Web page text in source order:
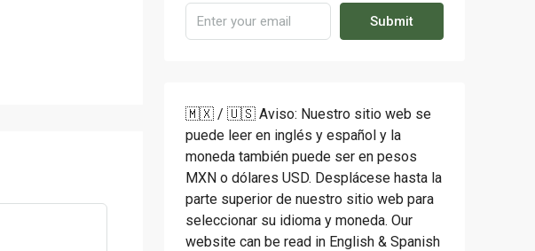
Submit
🇲🇽 / 🇺🇸 Aviso: Nuestro sitio web se
puede leer en inglés y español y la
moneda también puede ser en pesos
MXN o dólares USD. Desplácese hasta la
parte superior de nuestro sitio web para
seleccionar su idioma y moneda. Our
website can be read in English & Spanish